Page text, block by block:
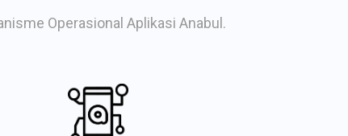
Operasional Aplikasi Anabul.